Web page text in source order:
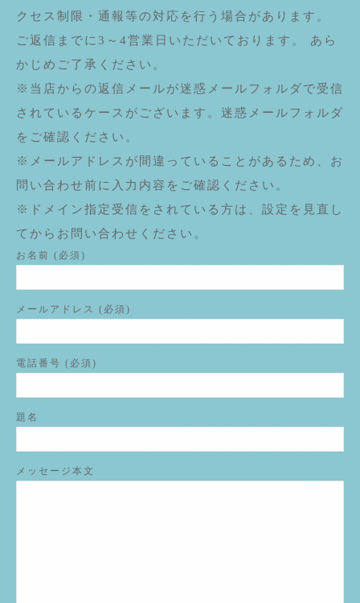
クセス制限・通報等の対応を行う場合があります。
ご返信までに3～4営業日いただいております。 あら
かじめご了承ください。
※当店からの返信メールが迷惑メールフォルダで受信
されているケースがございます。迷惑メールフォルダ
をご確認ください。
※メールアドレスが間違っていることがあるため、お
問い合わせ前に入力内容をご確認ください。
※ドメイン指定受信をされている方は、設定を見直し
てからお問い合わせください。
お名前 (必須)
メールアドレス (必須)
電話番号 (必須)
題名
メッセージ本文